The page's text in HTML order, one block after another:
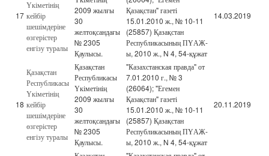
17
Үкіметінің
кейбір
шешімдеріне
өзгерістер
енгізу туралы
2009 жылғы
30
желтоқсандағы
№ 2305
Қаулысы.
Қазақстан" газеті
15.01.2010 ж., № 10-11
(25857) Қазақстан
Республикасының ПҮАЖ-
ы, 2010 ж., N 4, 54-құжат
14.03.2019
18
Қазақстан
Республикасы
Үкіметінің
кейбір
шешімдеріне
өзгерістер
енгізу туралы
Қазақстан
Республикасы
Үкіметінің
2009 жылғы
30
желтоқсандағы
№ 2305
Қаулысы.
"Казахстанская правда" от
7.01.2010 г., № 3
(26064); "Егемен
Қазақстан" газеті
15.01.2010 ж., № 10-11
(25857) Қазақстан
Республикасының ПҮАЖ-
ы, 2010 ж., N 4, 54-құжат
20.11.2019